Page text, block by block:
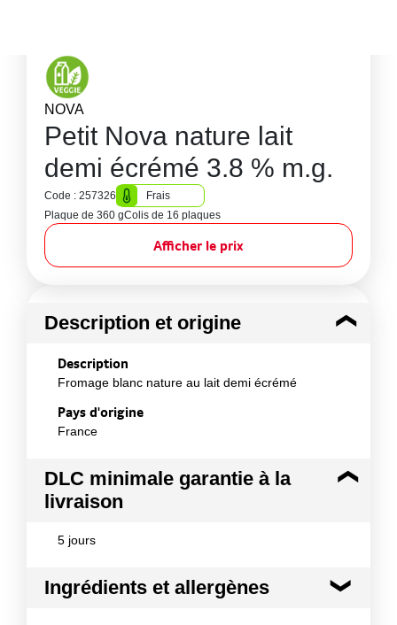
NOVA
Petit Nova nature lait
demi écrémé 3.8 % m.g.
Code : 257326
Frais
Plaque de 360 gColis de 16 plaques
Afficher le prix
Description et origine
Description
Fromage blanc nature au lait demi écrémé
Pays d'origine
France
DLC minimale garantie à la
livraison
5 jours
Ingrédients et allergènes